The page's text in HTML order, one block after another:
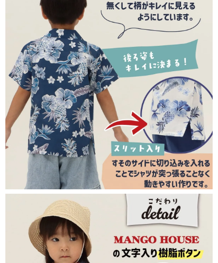
レッド
90cm
¥11,440
在庫切れ
店舗取り寄せ申請
100cm
¥11,440
在庫数1
カートに入れる
110cm
¥11,440
在庫数1
カートに入れる
120cm
¥
11,990
在庫切れ
店舗取り寄せ申請